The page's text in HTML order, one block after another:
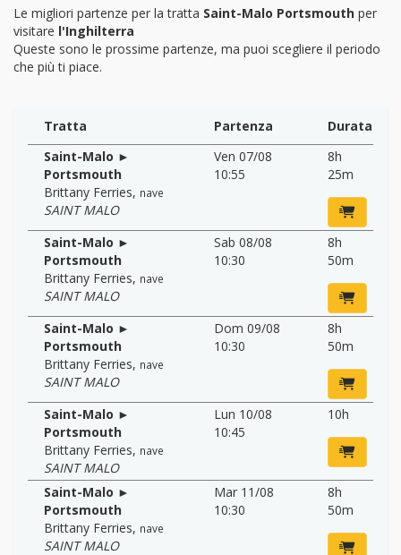
Le migliori partenze per la tratta Saint-Malo Portsmouth per
visitare l'Inghilterra
Queste sono le prossime partenze, ma puoi scegliere il periodo
che più ti piace.
Tratta Partenza
Durata
Saint-Malo ►
Portsmouth
Brittany Ferries, nave
SAINT MALO
Ven 07/08
10:55
8h
25m
Saint-Malo ►
Portsmouth
Brittany Ferries, nave
SAINT MALO
Sab 08/08
10:30
8h
50m
Saint-Malo ►
Portsmouth
Brittany Ferries, nave
SAINT MALO
Dom 09/08
10:30
8h
50m
Saint-Malo ►
Portsmouth
Brittany Ferries, nave
SAINT MALO
Lun 10/08
10:45
10h
Saint-Malo ►
Portsmouth
Brittany Ferries, nave
SAINT MALO
Mar 11/08
10:30
8h
50m